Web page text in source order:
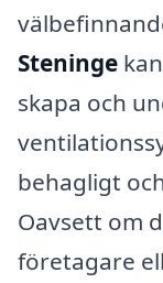
Steninge
skapa och
behagligt
Oavsett om
företagare